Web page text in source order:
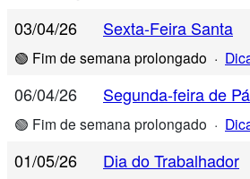
03/04/26 Sexta-Feira Santa
🟢 Fim de semana prolongado ·
06/04/26 Segunda-feira de
🟢 Fim de semana prolongado ·
01/05/26 Dia do Trabalhador